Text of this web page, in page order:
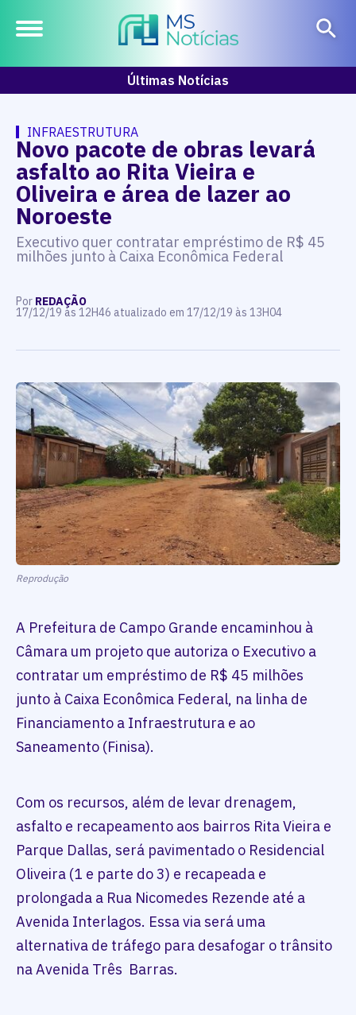
Últimas Notícias
INFRAESTRUTURA
Novo pacote de obras levará
asfalto ao Rita Vieira e
Oliveira e área de lazer ao
Noroeste
Executivo quer contratar empréstimo de R$ 45
milhões junto à Caixa Econômica Federal
Por REDAÇÃO
17/12/19 às 12H46 atualizado em 17/12/19 às 13H04
Reprodução
A Prefeitura de Campo Grande encaminhou à
Câmara um projeto que autoriza o Executivo a
contratar um empréstimo de R$ 45 milhões
junto à Caixa Econômica Federal, na linha de
Financiamento a Infraestrutura e ao
Saneamento (Finisa).
Com os recursos, além de levar drenagem,
asfalto e recapeamento aos bairros Rita Vieira e
Parque Dallas, será pavimentado o Residencial
Oliveira (1 e parte do 3) e recapeada e
prolongada a Rua Nicomedes Rezende até a
Avenida Interlagos. Essa via será uma
alternativa de tráfego para desafogar o trânsito
na Avenida Três Barras.